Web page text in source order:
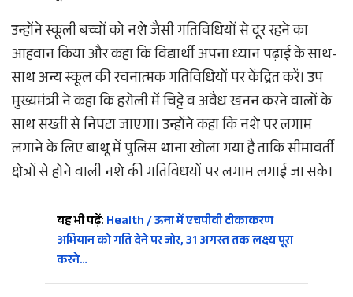
उन्होंने स्कूली बच्चों को नशे जैसी गतिविधियों से दूर रहने का
आहवान किया और कहा कि विद्यार्थी अपना ध्यान पढ़ाई के साथ-
साथ अन्य स्कूल की रचनात्मक गतिविधियों पर केंद्रित करें। उप
मुख्यमंत्री ने कहा कि हरोली में चिट्टे व अवैध खनन करने वालों के
साथ सख्ती से निपटा जाएगा। उन्होंने कहा कि नशे पर लगाम
लगाने के लिए बाथू में पुलिस थाना खोला गया है ताकि सीमावर्ती
क्षेत्रों से होने वाली नशे की गतिविधयों पर लगाम लगाई जा सके।
यह भी पढ़ें: Health / ऊना में एचपीवी टीकाकरण
अभियान को गति देने पर जोर, 31 अगस्त तक लक्ष्य पूरा
करने…